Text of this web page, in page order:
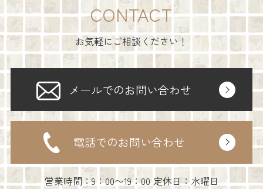
CONTACT
お気軽にご相談ください！
メールでのお問い合わせ
電話でのお問い合わせ
営業時間：9：00〜19：00 定休日：水曜日